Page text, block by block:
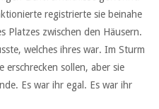
registrierte sie beinahe
Platzes zwischen den Häusern.
welches ihres war. Im Sturm
erschrecken sollen, aber sie
Es war ihr egal. Es war ihr